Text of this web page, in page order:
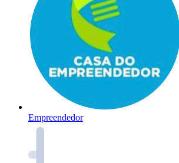
Empreendedor